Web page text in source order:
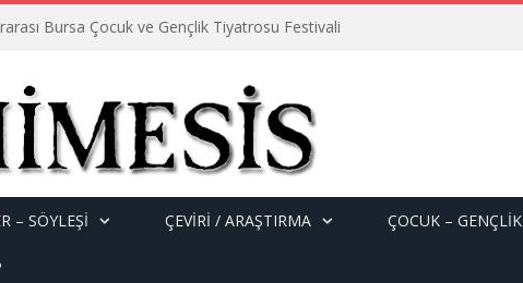
Bursa Çocuk ve Gençlik Tiyatrosu Festivali
– SÖYLEŞI ÇEVİRİ / ARAŞTIRMA ÇOCUK – GENÇLIK